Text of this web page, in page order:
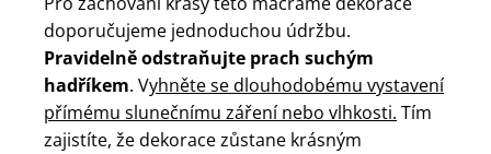
doporučujeme jednoduchou údržbu.
Pravidelně odstraňujte prach suchým
hadříkem. Vyhněte se dlouhodobému vystavení
přímému slunečnímu záření nebo vlhkosti. Tím
zajistíte, že dekorace zůstane krásným